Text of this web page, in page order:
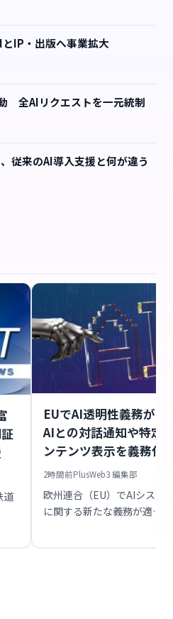
IP・出版へ事業拡大
全AIリクエストを一元統制
従来のAI導入支援と何が違う
道
EUでAI透明性義務が
AIとの対話通知や特定
ンテンツ表示を義務化
2時間前PlusWeb3 編集部
欧州連合（EU）でAIシステ
に関する新たな義務が適…